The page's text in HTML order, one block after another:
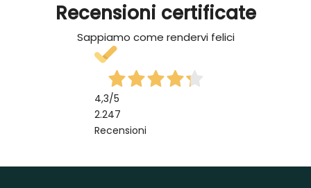
Recensioni certificate
Sappiamo come rendervi felici
4,3/5
2.247
Recensioni